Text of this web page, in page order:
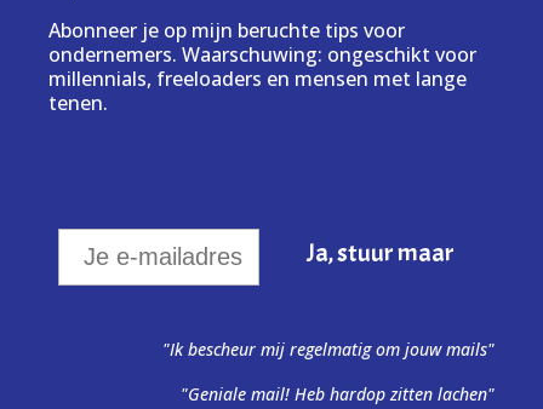
Abonneer je op mijn beruchte tips voor
ondernemers. Waarschuwing: ongeschikt voor
millennials, freeloaders en mensen met lange
tenen.
"Ik bescheur mij regelmatig om jouw mails"
"Geniale mail! Heb hardop zitten lachen"